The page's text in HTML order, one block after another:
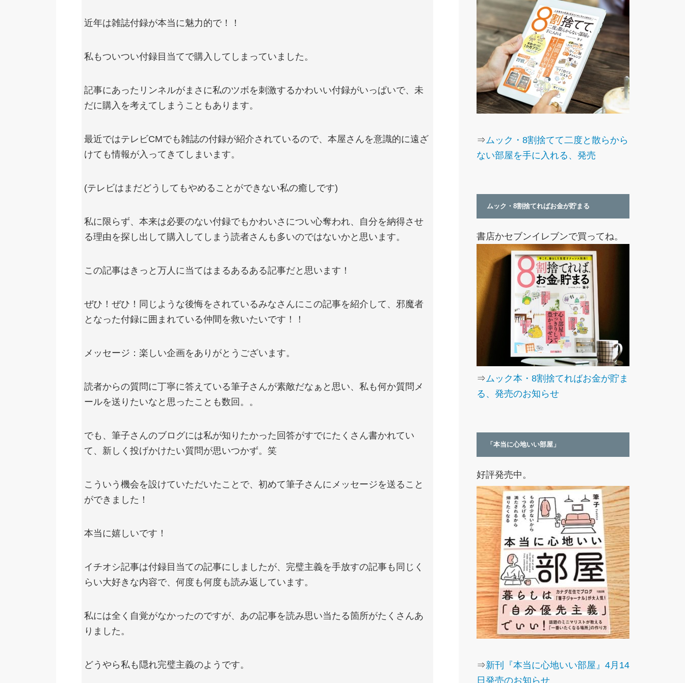
近年は雑誌付録が本当に魅力的で！！
私もついつい付録目当てで購入してしまっていました。
記事にあったリンネルがまさに私のツボを刺激するかわいい付録がいっぱいで、未
だに購入を考えてしまうこともあります。
最近ではテレビCMでも雑誌の付録が紹介されているので、本屋さんを意識的に遠ざ
けても情報が入ってきてしまいます。
(テレビはまだどうしてもやめることができない私の癒しです)
私に限らず、本来は必要のない付録でもかわいさについ心奪われ、自分を納得させ
る理由を探し出して購入してしまう読者さんも多いのではないかと思います。
この記事はきっと万人に当てはまるあるある記事だと思います！
ぜひ！ぜひ！同じような後悔をされているみなさんにこの記事を紹介して、邪魔者
となった付録に囲まれている仲間を救いたいです！！
メッセージ：楽しい企画をありがとうございます。
読者からの質問に丁寧に答えている筆子さんが素敵だなぁと思い、私も何か質問メ
ールを送りたいなと思ったことも数回。。
でも、筆子さんのブログには私が知りたかった回答がすでにたくさん書かれてい
て、新しく投げかけたい質問が思いつかず。笑
こういう機会を設けていただいたことで、初めて筆子さんにメッセージを送ること
ができました！
本当に嬉しいです！
イチオシ記事は付録目当ての記事にしましたが、完璧主義を手放すの記事も同じく
らい大好きな内容で、何度も何度も読み返しています。
私には全く自覚がなかったのですが、あの記事を読み思い当たる箇所がたくさんあ
りました。
どうやら私も隠れ完璧主義のようです。
⇒ムック・8割捨てて二度と散らから
ない部屋を手に入れる、発売
ムック・8割捨てればお金が貯まる
書店かセブンイレブンで買ってね。
⇒ムック本・8割捨てればお金が貯ま
る、発売のお知らせ
「本当に心地いい部屋」
好評発売中。
⇒新刊『本当に心地いい部屋』4月14
日発売のお知らせ